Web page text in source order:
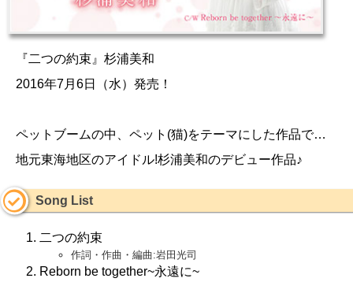
『二つの約束』杉浦美和
2016年7月6日（水）発売！
ペットブームの中、ペット(猫)をテーマにした作品で…
地元東海地区のアイドル!杉浦美和のデビュー作品♪
Song List
二つの約束
作詞・作曲・編曲:岩田光司
Reborn be together~永遠に~